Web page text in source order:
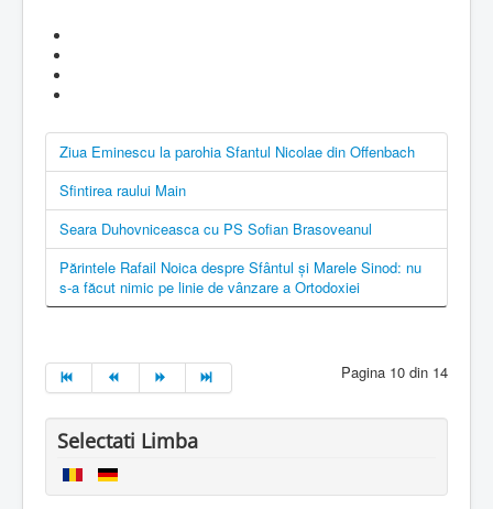
Ziua Eminescu la parohia Sfantul Nicolae din Offenbach
Sfintirea raului Main
Seara Duhovniceasca cu PS Sofian Brasoveanul
Părintele Rafail Noica despre Sfântul şi Marele Sinod: nu
s-a făcut nimic pe linie de vânzare a Ortodoxiei
Pagina 10 din 14
Selectati Limba